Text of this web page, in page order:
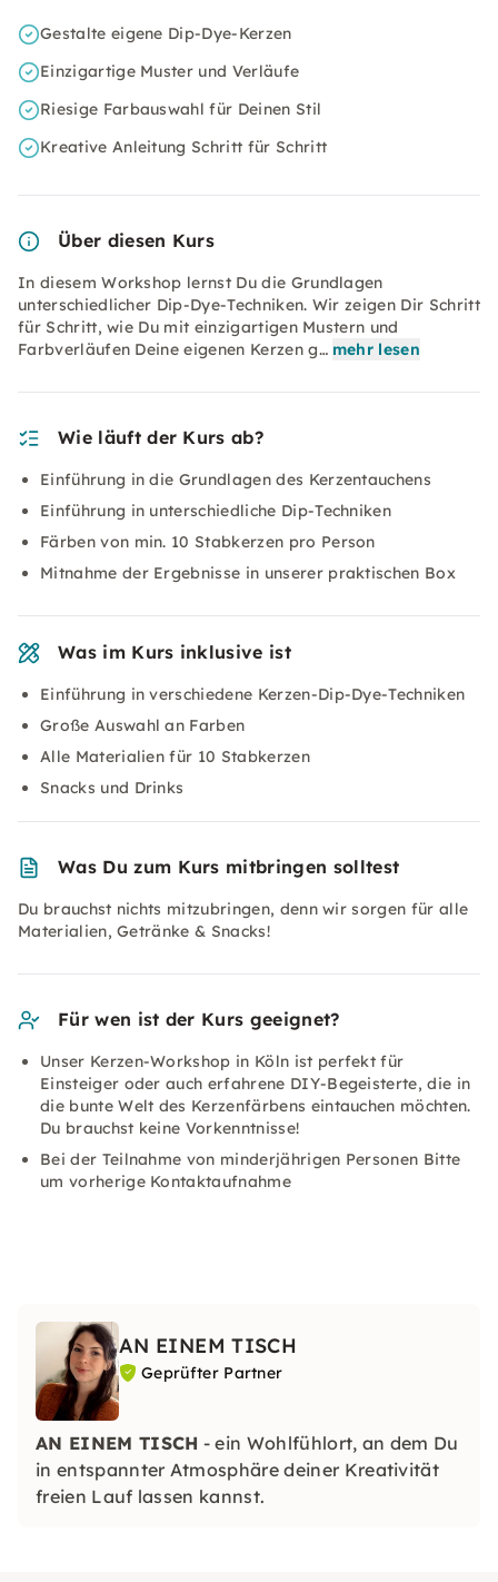
Gestalte eigene Dip-Dye-Kerzen
Einzigartige Muster und Verläufe
Riesige Farbauswahl für Deinen Stil
Kreative Anleitung Schritt für Schritt
Über diesen Kurs
In diesem Workshop lernst Du die Grundlagen
unterschiedlicher Dip-Dye-Techniken. Wir zeigen Dir Schritt
für Schritt, wie Du mit einzigartigen Mustern und
Farbverläufen Deine eigenen Kerzen g… mehr lesen
Wie läuft der Kurs ab?
Einführung in die Grundlagen des Kerzentauchens
Einführung in unterschiedliche Dip-Techniken
Färben von min. 10 Stabkerzen pro Person
Mitnahme der Ergebnisse in unserer praktischen Box
Was im Kurs inklusive ist
Einführung in verschiedene Kerzen-Dip-Dye-Techniken
Große Auswahl an Farben
Alle Materialien für 10 Stabkerzen
Snacks und Drinks
Was Du zum Kurs mitbringen solltest
Du brauchst nichts mitzubringen, denn wir sorgen für alle
Materialien, Getränke & Snacks!
Für wen ist der Kurs geeignet?
Unser Kerzen-Workshop in Köln ist perfekt für
Einsteiger oder auch erfahrene DIY-Begeisterte, die in
die bunte Welt des Kerzenfärbens eintauchen möchten.
Du brauchst keine Vorkenntnisse!
Bei der Teilnahme von minderjährigen Personen Bitte
um vorherige Kontaktaufnahme
AN EINEM TISCH
Geprüfter Partner
AN EINEM TISCH - ein Wohlfühlort, an dem Du
in entspannter Atmosphäre deiner Kreativität
freien Lauf lassen kannst.